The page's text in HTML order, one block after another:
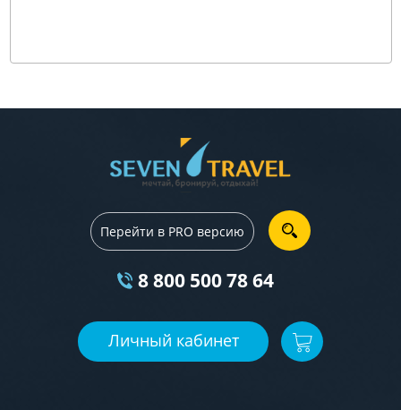
Перейти в PRO версию
8 800 500 78 64
Личный кабинет